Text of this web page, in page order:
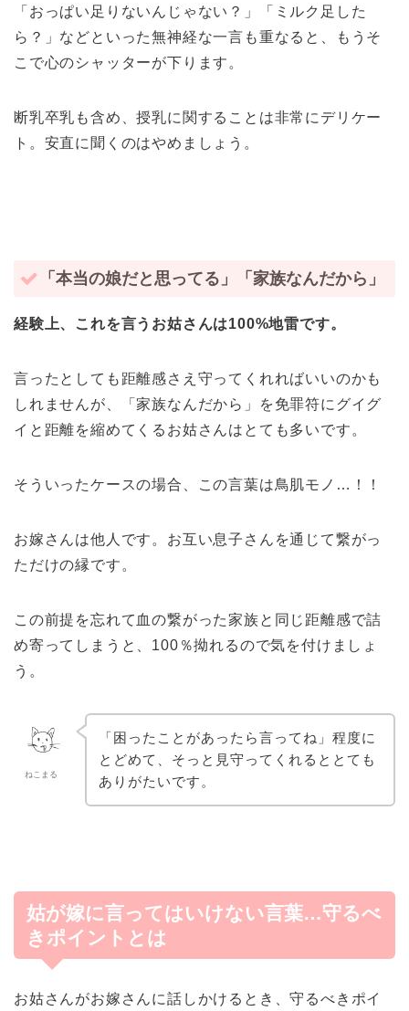
「おっぱい足りないんじゃない？」「ミルク足した
ら？」などといった無神経な一言も重なると、もうそ
こで心のシャッターが下ります。
断乳卒乳も含め、授乳に関することは非常にデリケー
ト。安直に聞くのはやめましょう。
「本当の娘だと思ってる」「家族なんだから」
経験上、これを言うお姑さんは100%地雷です。
言ったとしても距離感さえ守ってくれればいいのかも
しれませんが、「家族なんだから」を免罪符にグイグ
イと距離を縮めてくるお姑さんはとても多いです。
そういったケースの場合、この言葉は鳥肌モノ…！！
お嫁さんは他人です。お互い息子さんを通じて繋がっ
ただけの縁です。
この前提を忘れて血の繋がった家族と同じ距離感で詰
め寄ってしまうと、100％拗れるので気を付けましょ
う。
ねこまる
「困ったことがあったら言ってね」程度に
とどめて、そっと見守ってくれるととても
ありがたいです。
姑が嫁に言ってはいけない言葉…守るべ
きポイントとは
お姑さんがお嫁さんに話しかけるとき、守るべきポイ